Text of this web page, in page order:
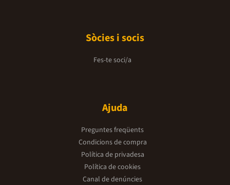
Sòcies i socis
Fes-te soci/a
Ajuda
Preguntes freqüents
Condicions de compra
Política de privadesa
Política de cookies
Canal de denúncies